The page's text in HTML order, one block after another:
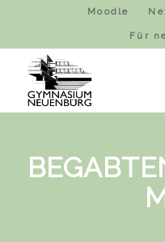
Moodle
Für